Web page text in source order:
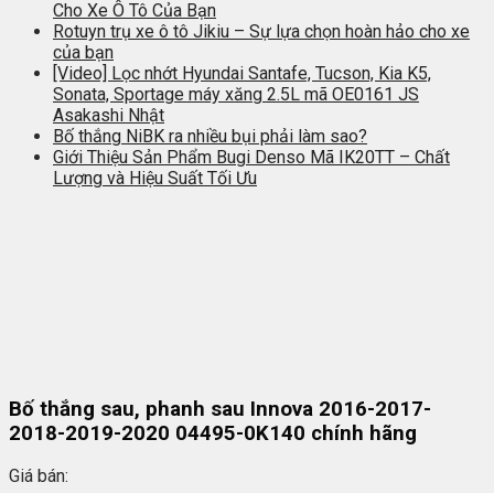
Cho Xe Ô Tô Của Bạn
Rotuyn trụ xe ô tô Jikiu – Sự lựa chọn hoàn hảo cho xe
của bạn
[Video] Lọc nhớt Hyundai Santafe, Tucson, Kia K5,
Sonata, Sportage máy xăng 2.5L mã OE0161 JS
Asakashi Nhật
Bố thắng NiBK ra nhiều bụi phải làm sao?
Giới Thiệu Sản Phẩm Bugi Denso Mã IK20TT – Chất
Lượng và Hiệu Suất Tối Ưu
Bố thắng sau, phanh sau Innova 2016-2017-
2018-2019-2020 04495-0K140 chính hãng
Giá bán: